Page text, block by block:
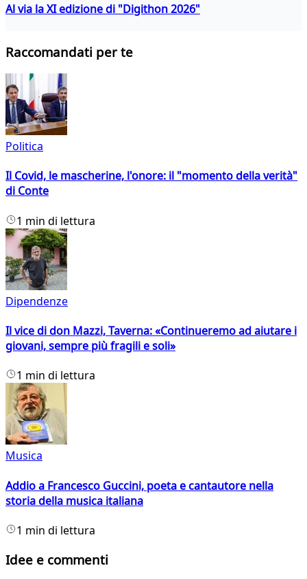
Al via la XI edizione di "Digithon 2026"
Raccomandati per te
Politica
Il Covid, le mascherine, l'onore: il "momento della verità"
di Conte
1 min di lettura
Dipendenze
Il vice di don Mazzi, Taverna: «Continueremo ad aiutare i
giovani, sempre più fragili e soli»
1 min di lettura
Musica
Addio a Francesco Guccini, poeta e cantautore nella
storia della musica italiana
1 min di lettura
Idee e commenti